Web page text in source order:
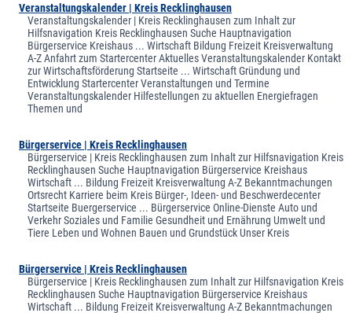
Veranstaltungskalender | Kreis Recklinghausen
Veranstaltungskalender | Kreis Recklinghausen zum Inhalt zur
Hilfsnavigation Kreis Recklinghausen Suche Hauptnavigation
Bürgerservice Kreishaus ... Wirtschaft Bildung Freizeit Kreisverwaltung
A-Z Anfahrt zum Startercenter Aktuelles Veranstaltungskalender Kontakt
zur Wirtschaftsförderung Startseite ... Wirtschaft Gründung und
Entwicklung Startercenter Veranstaltungen und Termine
Veranstaltungskalender Hilfestellungen zu aktuellen Energiefragen
Themen und
Bürgerservice | Kreis Recklinghausen
Bürgerservice | Kreis Recklinghausen zum Inhalt zur Hilfsnavigation Kreis
Recklinghausen Suche Hauptnavigation Bürgerservice Kreishaus
Wirtschaft ... Bildung Freizeit Kreisverwaltung A-Z Bekanntmachungen
Ortsrecht Karriere beim Kreis Bürger-, Ideen- und Beschwerdecenter
Startseite Buergerservice ... Bürgerservice Online-Dienste Auto und
Verkehr Soziales und Familie Gesundheit und Ernährung Umwelt und
Tiere Leben und Wohnen Bauen und Grundstück Unser Kreis
Bürgerservice | Kreis Recklinghausen
Bürgerservice | Kreis Recklinghausen zum Inhalt zur Hilfsnavigation Kreis
Recklinghausen Suche Hauptnavigation Bürgerservice Kreishaus
Wirtschaft ... Bildung Freizeit Kreisverwaltung A-Z Bekanntmachungen